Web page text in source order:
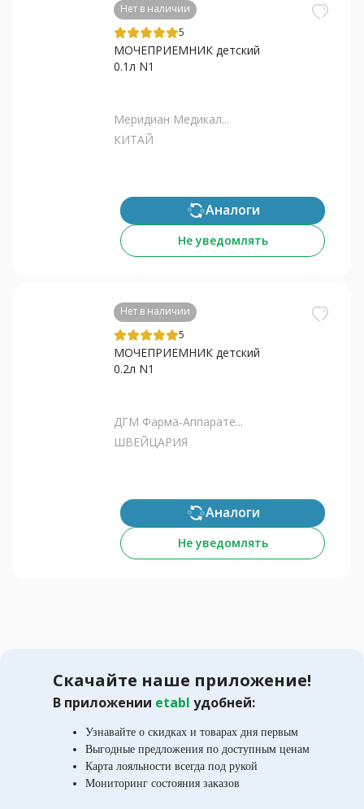
Нет в наличии
5
МОЧЕПРИЕМНИК детский
0.1л N1
Меридиан Медикал...
КИТАЙ
Аналоги
Не уведомлять
Нет в наличии
5
МОЧЕПРИЕМНИК детский
0.2л N1
ДГМ Фарма-Аппарате...
ШВЕЙЦАРИЯ
Аналоги
Не уведомлять
Скачайте наше приложение!
В приложении etabl удобней:
Узнавайте о скидках и товарах дня первым
Выгодные предложения по доступным ценам
Карта лояльности всегда под рукой
Мониторинг состояния заказов